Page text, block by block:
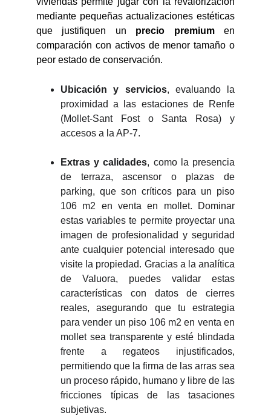
mediante pequeñas actualizaciones estéticas
que justifiquen un precio premiumen
comparación con activos de menor tamaño o
peor estado de conservación.
Ubicación y servicios, evaluando la
proximidad a las estaciones de Renfe
(Mollet-Sant Fost o Santa Rosa) y
accesos a la AP-7.
Extras y calidades, como la presencia
de terraza, ascensor o plazas de
parking, que son críticos para un piso
106 m2 en venta en mollet. Dominar
estas variables te permite proyectar una
imagen de profesionalidad y seguridad
ante cualquier potencial interesado que
visite la propiedad. Gracias a la analítica
de Valuora, puedes validar estas
características con datos de cierres
reales, asegurando que tu estrategia
para vender un piso 106 m2 en venta en
mollet sea transparente y esté blindada
frente a regateos injustificados,
permitiendo que la firma de las arras sea
un proceso rápido, humano y libre de las
fricciones típicas de las tasaciones
subjetivas.